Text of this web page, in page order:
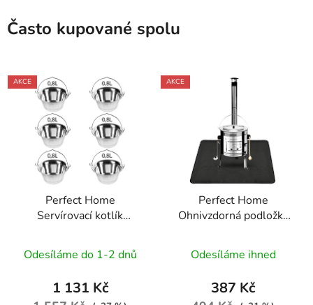
Často kupované spolu
AKCE
Perfect Home
Servírovací kotlík
12141
Odesíláme do 1-2 dnů
1 131 Kč
AKCE
Perfect Home
Ohnivzdorná podložka
černá, 73561
Odesíláme ihned
387 Kč